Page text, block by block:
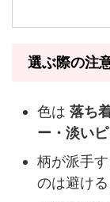
選ぶ際の注
色は 落ち
ー・淡いピ
柄が派手
のは避ける